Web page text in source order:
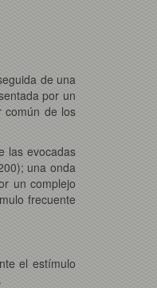
de una
por un
común de los
las evocadas
una onda
un complejo
frecuente
el estímulo